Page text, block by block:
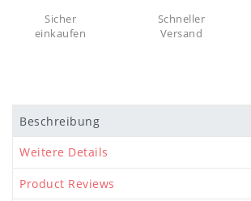
Sicher
einkaufen
Schneller
Versand
Beschreibung
Weitere Details
Product Reviews